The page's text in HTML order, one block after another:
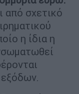
από σχετικό
η ίδια η